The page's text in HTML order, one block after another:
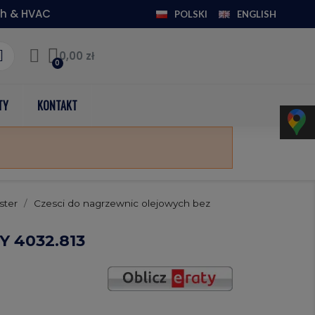
& HVAC POLSKI ENGLISH
0,00 zł
KONTAKT
Czesci do nagrzewnic olejowych bez
4032.813